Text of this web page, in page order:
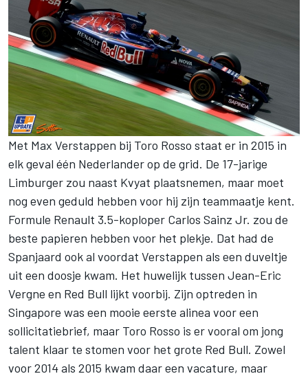
Met Max Verstappen bij Toro Rosso staat er in 2015 in
elk geval één Nederlander op de grid. De 17-jarige
Limburger zou naast Kvyat plaatsnemen, maar moet
nog even geduld hebben voor hij zijn teammaatje kent.
Formule Renault 3.5-koploper Carlos Sainz Jr. zou de
beste papieren hebben voor het plekje. Dat had de
Spanjaard ook al voordat Verstappen als een duveltje
uit een doosje kwam. Het huwelijk tussen Jean-Eric
Vergne en Red Bull lijkt voorbij. Zijn optreden in
Singapore was een mooie eerste alinea voor een
sollicitatiebrief, maar Toro Rosso is er vooral om jong
talent klaar te stomen voor het grote Red Bull. Zowel
voor 2014 als 2015 kwam daar een vacature, maar